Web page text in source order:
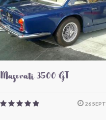
Maserati 3500 GT
26